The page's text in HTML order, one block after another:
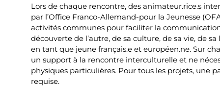
Lors de chaque rencontre, des animateur.rice.s
par l’Office Franco-Allemand-pour la Jeunesse
activités communes pour faciliter la
découverte de l’autre, de sa culture, de sa vie, de
en tant que jeune français.e et européen.ne. Sur
un support à la rencontre interculturelle et ne
physiques particulières. Pour tous les projets, une
requise.